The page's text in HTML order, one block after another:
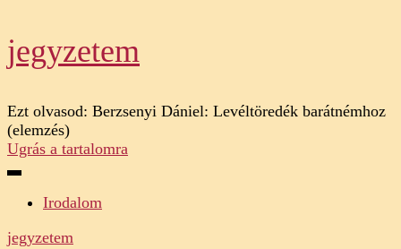
jegyzetem
Ezt olvasod: Berzsenyi Dániel: Levéltöredék barátnémhoz
(elemzés)
Ugrás a tartalomra
Irodalom
jegyzetem